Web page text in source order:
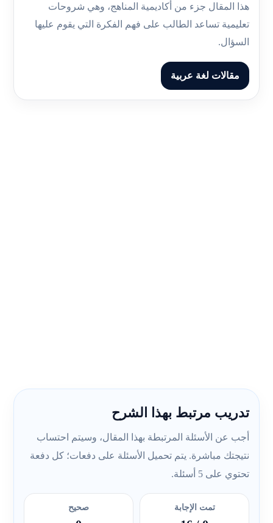
هذا المقال جزء من أكاديمية المناهج، وهي شروحات
تعليمية تساعد الطالب على فهم الفكرة التي يقوم عليها
السؤال.
مقالات لغة عربية
تدريب مرتبط بهذا الشرح
أجب عن الأسئلة المرتبطة بهذا المقال، وسيتم احتساب
نتيجتك مباشرة. يتم تحميل الأسئلة على دفعات؛ كل دفعة
تحتوي على 5 أسئلة.
تمت الإجابة صحيح